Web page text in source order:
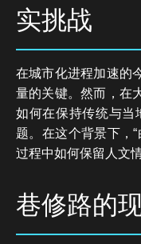
实挑战
在城市化进程加速的
量的关键。然而，在
如何在保持传统与当
题。在这个背景下，
过程中如何保留人文
巷修路的